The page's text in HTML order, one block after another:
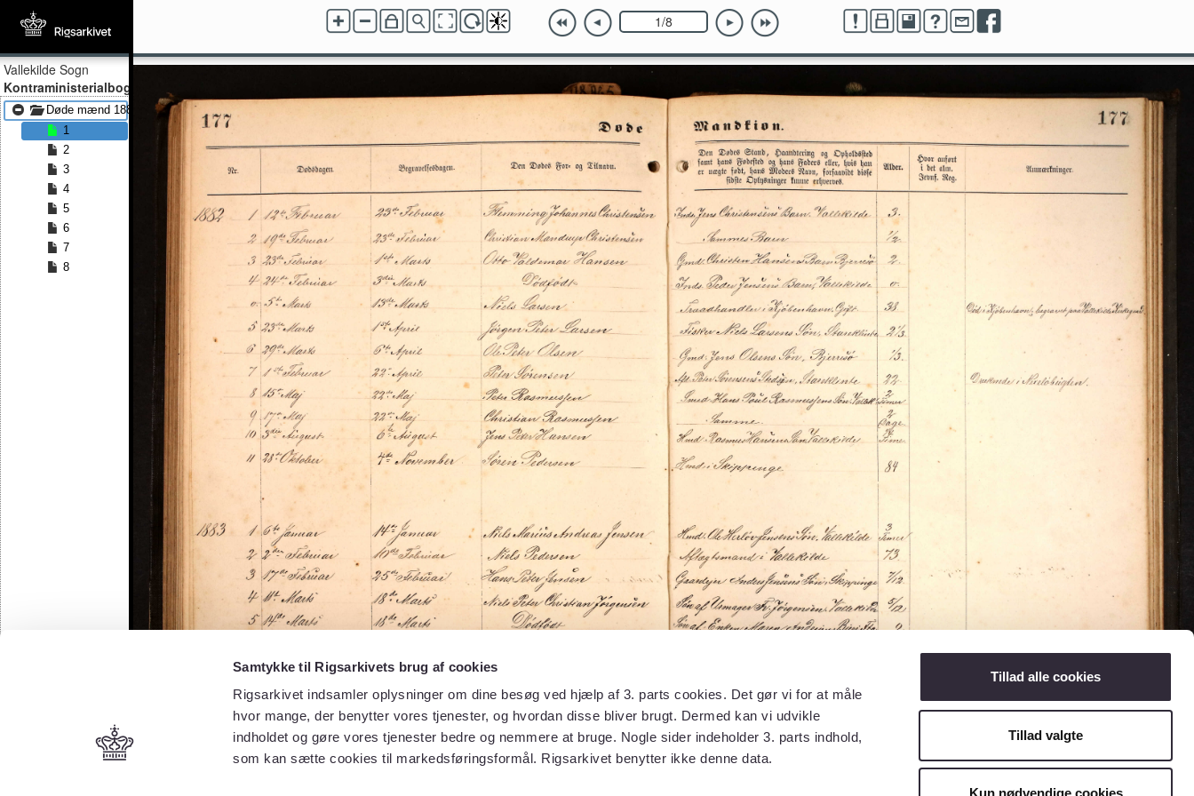
Samtykke til Rigsarkivets brug af cookies
Rigsarkivet indsamler oplysninger om dine besøg ved hjælp af 3. parts cookies. Det gør vi for at måle
hvor mange, der benytter vores tjenester, og hvordan disse bliver brugt. Dermed kan vi udvikle
indholdet og gøre vores tjenester bedre og nemmere at bruge. Nogle sider indeholder 3. parts indhold,
som kan sætte cookies til markedsføringsformål. Rigsarkivet benytter ikke denne data.
Tillad alle cookies
Tillad valgte
Kun nødvendige cookies
Vallekilde Sogn
Kontraministerialbog
Døde mænd 1882 - Døde mænd 1891
1
2
3
4
5
6
7
8